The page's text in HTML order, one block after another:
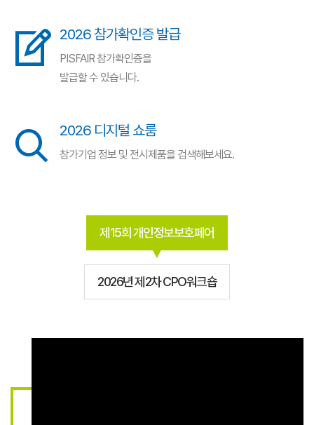
2026 참가확인증 발급
PISFAIR 참가확인증을
발급할 수 있습니다.
2026 디지털 쇼룸
참가기업 정보 및 전시제품을 검색해보세요.
제15회 개인정보보호페어
2026년 제2차 CPO워크숍